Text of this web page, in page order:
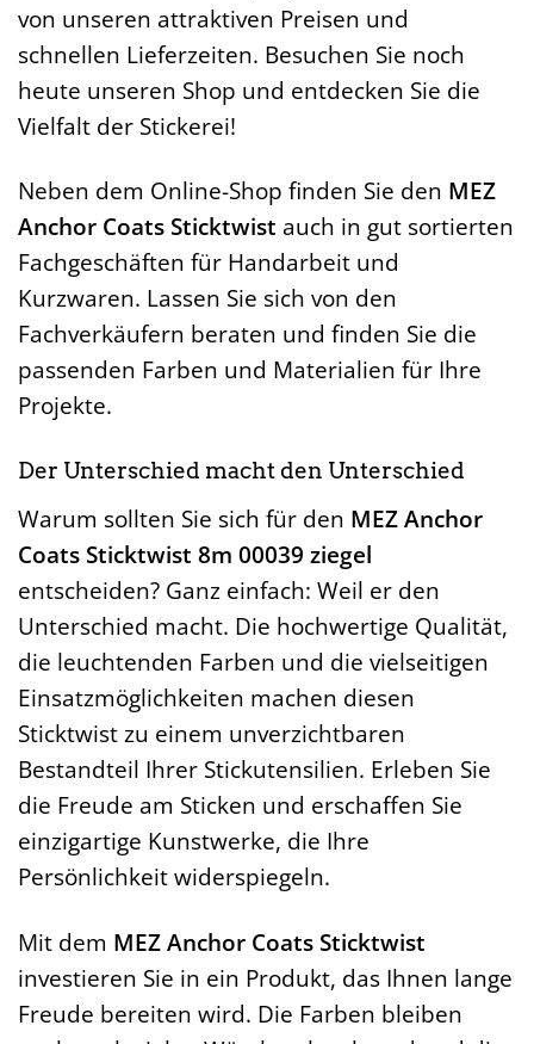
von unseren attraktiven Preisen und
schnellen Lieferzeiten. Besuchen Sie noch
heute unseren Shop und entdecken Sie die
Vielfalt der Stickerei!
Neben dem Online-Shop finden Sie den MEZ
Anchor Coats Sticktwist auch in gut sortierten
Fachgeschäften für Handarbeit und
Kurzwaren. Lassen Sie sich von den
Fachverkäufern beraten und finden Sie die
passenden Farben und Materialien für Ihre
Projekte.
Der Unterschied macht den Unterschied
Warum sollten Sie sich für den MEZ Anchor
Coats Sticktwist 8m 00039 ziegel
entscheiden? Ganz einfach: Weil er den
Unterschied macht. Die hochwertige Qualität,
die leuchtenden Farben und die vielseitigen
Einsatzmöglichkeiten machen diesen
Sticktwist zu einem unverzichtbaren
Bestandteil Ihrer Stickutensilien. Erleben Sie
die Freude am Sticken und erschaffen Sie
einzigartige Kunstwerke, die Ihre
Persönlichkeit widerspiegeln.
Mit dem MEZ Anchor Coats Sticktwist
investieren Sie in ein Produkt, das Ihnen lange
Freude bereiten wird. Die Farben bleiben